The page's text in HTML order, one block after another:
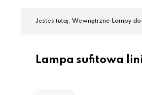
Jesteś tutaj: Wewnętrzne Lampy do
Lampa sufitowa